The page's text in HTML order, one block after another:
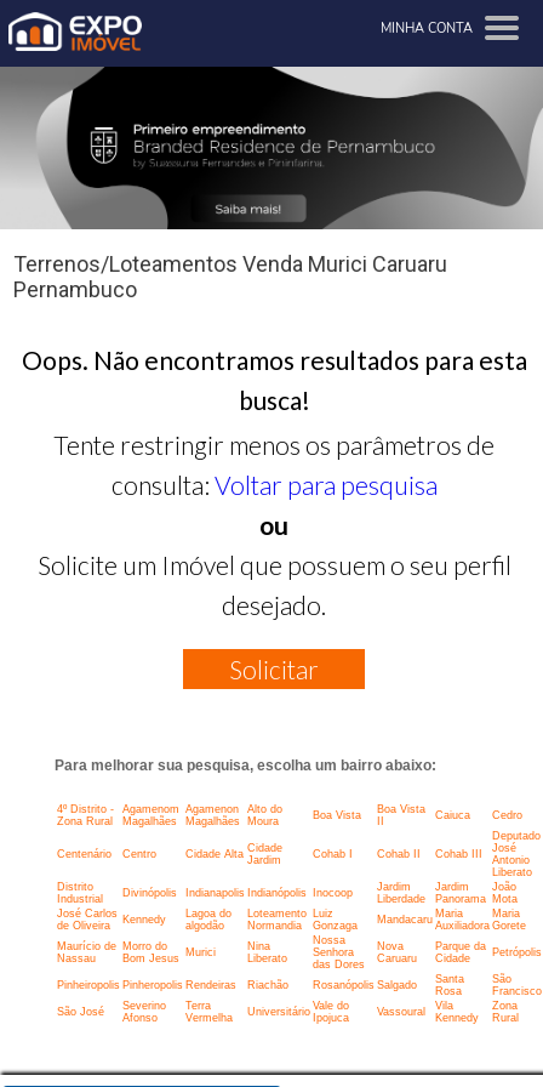
MINHA CONTA
Terrenos/Loteamentos Venda Murici Caruaru
Pernambuco
Oops. Não encontramos resultados para esta
busca!
Tente restringir menos os parâmetros de
consulta: Voltar para pesquisa
ou
Solicite um Imóvel que possuem o seu perfil
desejado.
Solicitar
Para melhorar sua pesquisa, escolha um bairro abaixo:
4º Distrito -
Zona Rural
Agamenom
Magalhães
Agamenon
Magalhães
Alto do
Moura
Boa Vista
Boa Vista
Caiuca Cedro
Centenário Centro Cidade Alta Cidade
Jardim
Cohab I Cohab II Cohab III
Deputado
José
Antonio
Liberato
Distrito
Industrial
Divinópolis Indianapolis Indianópolis Inocoop
Jardim
Liberdade
Jardim
Panorama
João
Mota
José Carlos
de Oliveira
Kennedy
Lagoa do
algodão
Loteamento
Normandia
Luiz
Gonzaga
Mandacaru Maria
Auxiliadora
Maria
Gorete
Maurício de
Nassau
Morro do
Bom Jesus
Murici
Nina
Liberato
Nossa
Senhora
das Dores
Nova
Caruaru
Parque da
Cidade
Petrópolis
Pinheiropolis Pinheropolis Rendeiras Riachão Rosanópolis Salgado
Santa
Rosa
São
Francisco
São José
Severino
Afonso
Terra
Vermelha
Universitário Vale do
Ipojuca
Vassoural
Vila
Kennedy
Zona
Rural